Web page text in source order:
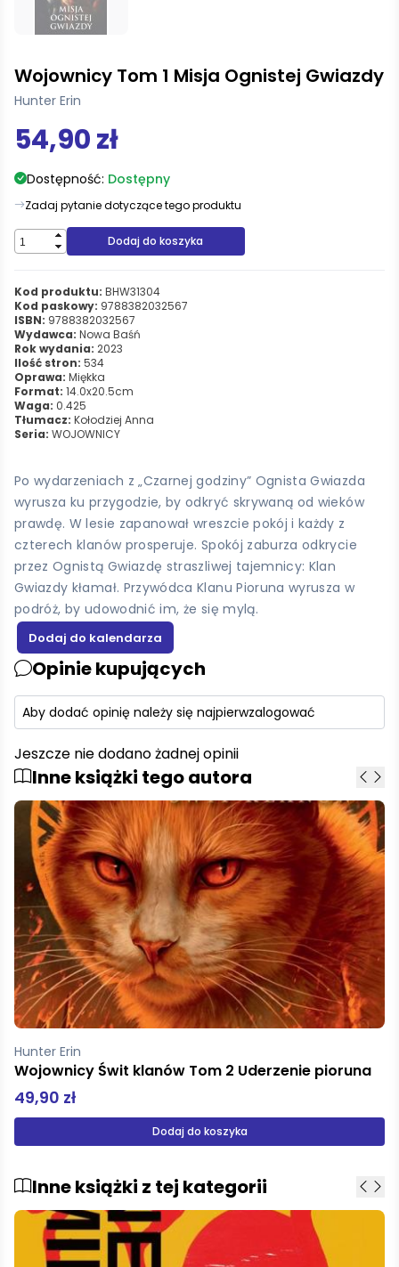
Wojownicy Tom 1 Misja Ognistej Gwiazdy
Hunter Erin
54,90 zł
Dostępność: Dostępny
Zadaj pytanie dotyczące tego produktu
Dodaj do koszyka
Kod produktu: BHW31304
Kod paskowy: 9788382032567
ISBN: 9788382032567
Wydawca: Nowa Baśń
Rok wydania: 2023
Ilość stron: 534
Oprawa: Miękka
Format: 14.0x20.5cm
Waga: 0.425
Tłumacz: Kołodziej Anna
Seria: WOJOWNICY
Po wydarzeniach z „Czarnej godziny” Ognista Gwiazda
wyrusza ku przygodzie, by odkryć skrywaną od wieków
prawdę. W lesie zapanował wreszcie pokój i każdy z
czterech klanów prosperuje. Spokój zaburza odkrycie
przez Ognistą Gwiazdę straszliwej tajemnicy: Klan
Gwiazdy kłamał. Przywódca Klanu Pioruna wyrusza w
podróż, by udowodnić im, że się mylą.
Opinie kupujących
Aby dodać opinię należy się najpierwzalogować
Jeszcze nie dodano żadnej opinii
Inne książki tego autora
Hunter Erin
Świt
49,90 zł
Dodaj do koszyka
Inne książki z tej kategorii